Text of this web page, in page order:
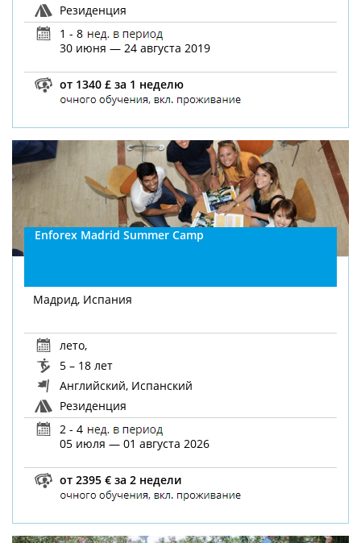
Резиденция
1 - 8
30 июня — 24 августа 2019
от 1340 £ за 1 неделю
Enforex Madrid Summer Camp
Мадрид, Испания
лето,
5 – 18 лет
Английский, Испанский
Резиденция
2 - 4
05 июля — 01 августа 2026
от 2395 € за 2 недели